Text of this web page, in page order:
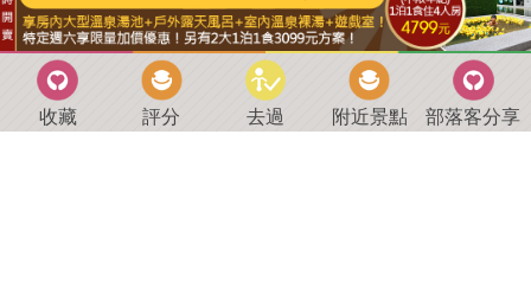
收藏 評分 去過 附近景點 部落客分享